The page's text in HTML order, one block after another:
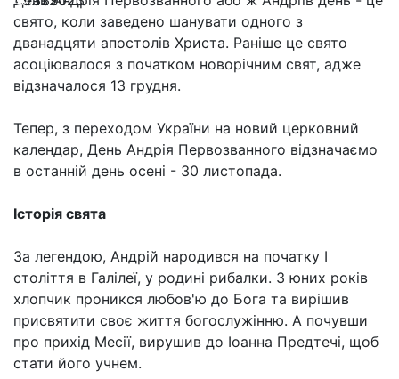
свято, коли заведено шанувати одного з
дванадцяти апостолів Христа. Раніше це свято
асоціювалося з початком новорічним свят, адже
відзначалося 13 грудня.
Тепер, з переходом України на новий церковний
календар, День Андрія Первозванного відзначаємо
в останній день осені - 30 листопада.
Історія свята
За легендою, Андрій народився на початку І
століття в Галілеї, у родині рибалки. З юних років
хлопчик проникся любов'ю до Бога та вирішив
присвятити своє життя богослужінню. А почувши
про прихід Месії, вирушив до Іоанна Предтечі, щоб
стати його учнем.